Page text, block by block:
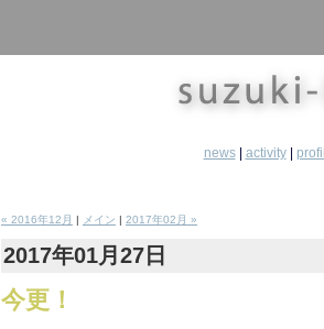
news| activity|
« 2016年12月 | メイン | 2017年02月 »
2017年01月27日
今更！